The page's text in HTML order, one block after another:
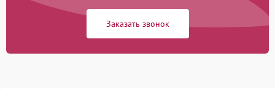
Заказать звонок